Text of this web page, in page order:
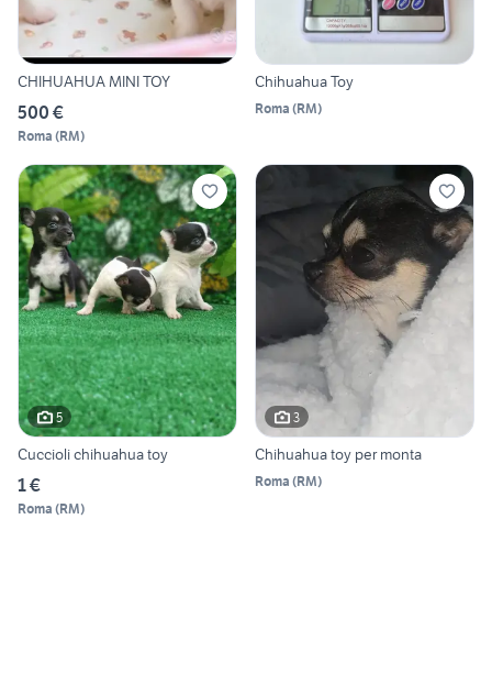
CHIHUAHUA MINI TOY
500 €
Roma (RM)
Chihuahua Toy
Roma (RM)
5
Cuccioli chihuahua toy
1 €
Roma (RM)
3
Chihuahua toy per monta
Roma (RM)